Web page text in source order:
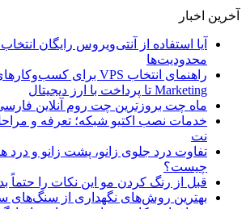
آخرین اخبار
آیا استفاده از آنتی‌ویروس رایگان
محدودیت‌ها
Marketing تا پرداخت با ارز دیجیتال
ماه چت بروزترین چت روم آنلاین
خدمات نصب اکتیو شبکه؛ تعرفه و
نت
تفاوت درد جلوی زانو، پشت زانو و
چیست؟
قبل از رنگ کردن مو این نکات را حتماً
بهترین روش‌های نگهداری از سنگ‌های